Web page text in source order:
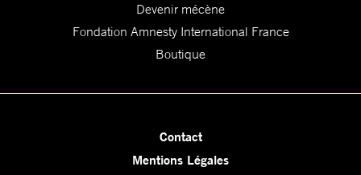
Devenir mécène
Fondation Amnesty International France
Boutique
Contact
Mentions Légales